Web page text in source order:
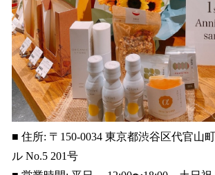
■ 住所: 〒150-0034 東京都渋谷区代官山
ル No.5 201号